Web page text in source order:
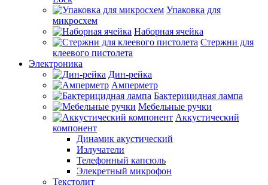
Упаковка для
микросхем
Наборная ячейка
Стержни для
клеевого пистолета
Электроника
Дин-рейка
Амперметр
Бактерицидная лампа
Мебельные ручки
Аккустический
компонент
Динамик акустический
Излучатели
Телефонный капсюль
Элекретный микрофон
Текстолит